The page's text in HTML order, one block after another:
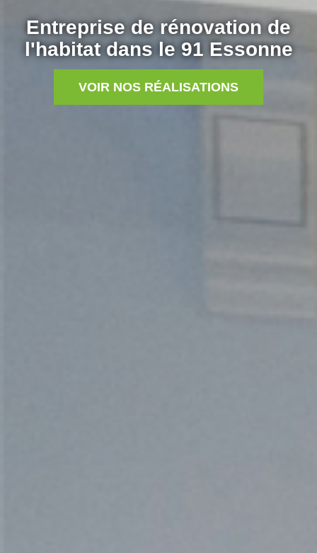
Entreprise de rénovation de
l'habitat dans le 91 Essonne
VOIR NOS RÉALISATIONS